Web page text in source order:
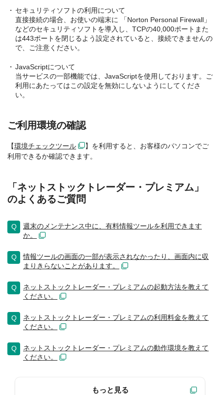
セキュリティソフトの利用について
直接接続の場合、お使いの端末に 「Norton Personal Firewall」
などのセキュリティソフトを導入し、TCPの40,000ポートまた
は443ポートを閉じるよう設定されていると、接続できませんの
で、ご注意ください。
JavaScriptについて
当サービスの一部機能では、JavaScriptを使用しております。ご
利用にあたってはこの設定を無効にしないようにしてくださ
い。
ご利用環境の確認
【環境チェックツール
】を利用すると、お客様のパソコンでご
利用できるか確認できます。
「ネットストックトレーダー・プレミアム」
のよくあるご質問
週末のメンテナンス中に、有料情報ツールを利用できます
か。
情報ツールの画面の一部が表示されなかったり、画面内に収
まりきらないことがあります。
ネットストックトレーダー・プレミアムの起動方法を教えて
ください。
ネットストックトレーダー・プレミアムの利用料金を教えて
ください。
ネットストックトレーダー・プレミアムの動作環境を教えて
ください。
もっと見る